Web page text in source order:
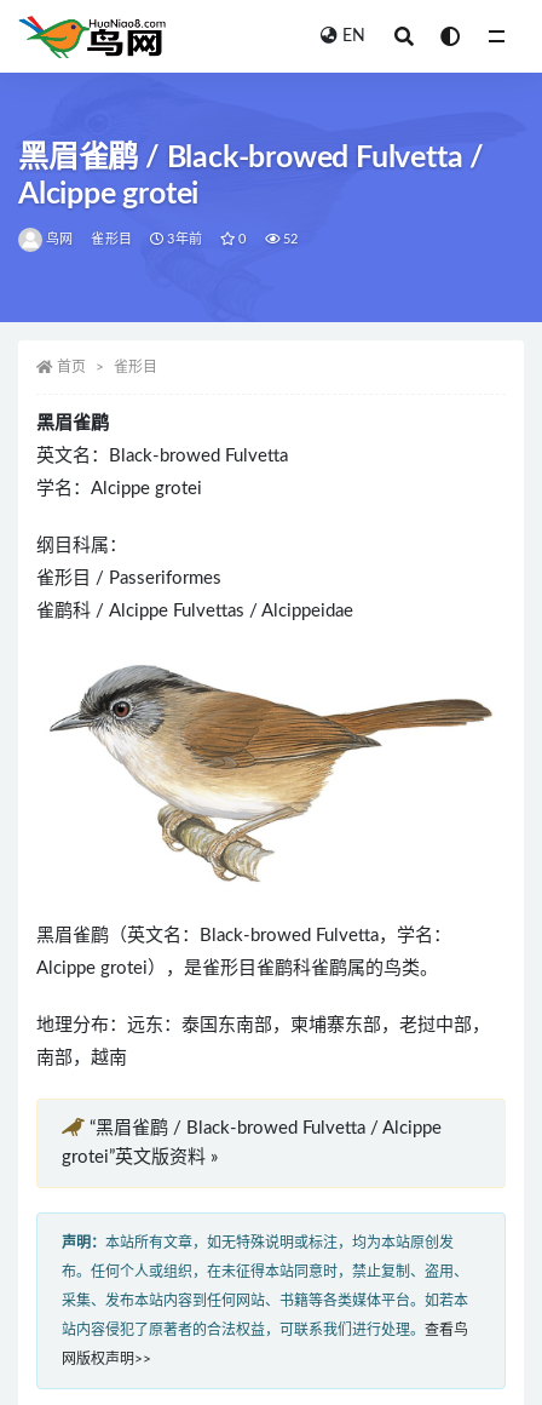
EN
黑眉雀鹛 / Black-browed Fulvetta /
Alcippe grotei
鸟网 雀形目 3年前 0 52
首页 雀形目
黑眉雀鹛
英文名：Black-browed Fulvetta
学名：Alcippe grotei
纲目科属：
雀形目 / Passeriformes
雀鹛科 / Alcippe Fulvettas / Alcippeidae
黑眉雀鹛（英文名：Black-browed Fulvetta，学名：
Alcippe grotei），是雀形目雀鹛科雀鹛属的鸟类。
地理分布：远东：泰国东南部，柬埔寨东部，老挝中部，
南部，越南
“黑眉雀鹛 / Black-browed Fulvetta / Alcippe
grotei”英文版资料 »
声明： 本站所有文章，如无特殊说明或标注，均为本站原创发
布。任何个人或组织，在未征得本站同意时，禁止复制、盗用、
采集、发布本站内容到任何网站、书籍等各类媒体平台。如若本
站内容侵犯了原著者的合法权益，可联系我们进行处理。 查看鸟
网版权声明>>